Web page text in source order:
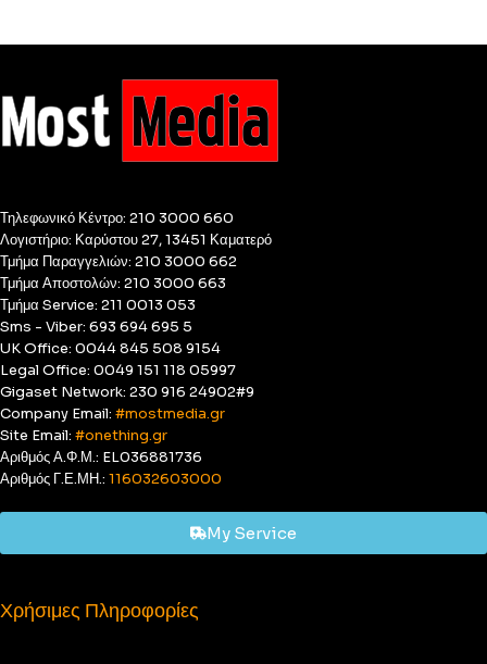
Τηλεφωνικό Κέντρο: 210 3000 660
Λογιστήριο: Καρύστου 27, 13451 Καματερό
Τμήμα Παραγγελιών: 210 3000 662
Τμήμα Αποστολών: 210 3000 663
Τμήμα Service: 211 0013 053
Sms - Viber: 693 694 695 5
UK Office: 0044 845 508 9154
Legal Office: 0049 151 118 05997
Gigaset Network: 230 916 24902#9
Company Email: #mostmedia.gr
Site Email: #onething.gr
Αριθμός Α.Φ.Μ.: EL036881736
Αριθμός Γ.Ε.ΜΗ.: 116032603000
My Service
Χρήσιμες Πληροφορίες